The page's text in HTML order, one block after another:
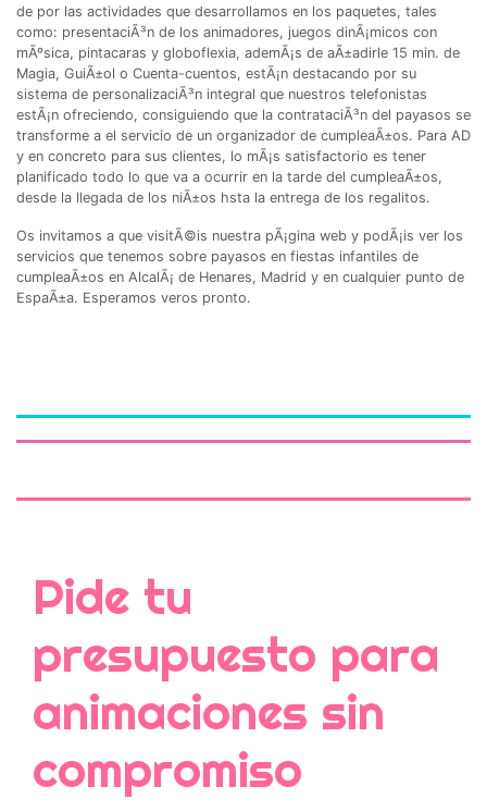
de por las actividades que desarrollamos en los paquetes, tales
como: presentaciÃ³n de los animadores, juegos dinÃ¡micos con
mÃºsica, pintacaras y globoflexia, ademÃ¡s de aÃ±adirle 15 min. de
Magia, GuiÃ±ol o Cuenta-cuentos, estÃ¡n destacando por su
sistema de personalizaciÃ³n integral que nuestros telefonistas
estÃ¡n ofreciendo, consiguiendo que la contrataciÃ³n del payasos se
transforme a el servicio de un organizador de cumpleaÃ±os. Para AD
y en concreto para sus clientes, lo mÃ¡s satisfactorio es tener
planificado todo lo que va a ocurrir en la tarde del cumpleaÃ±os,
desde la llegada de los niÃ±os hsta la entrega de los regalitos.
Os invitamos a que visitÃ©is nuestra pÃ¡gina web y podÃ¡is ver los
servicios que tenemos sobre payasos en fiestas infantiles de
cumpleaÃ±os en AlcalÃ¡ de Henares, Madrid y en cualquier punto de
EspaÃ±a. Esperamos veros pronto.
Pide tu
presupuesto para
animaciones sin
compromiso